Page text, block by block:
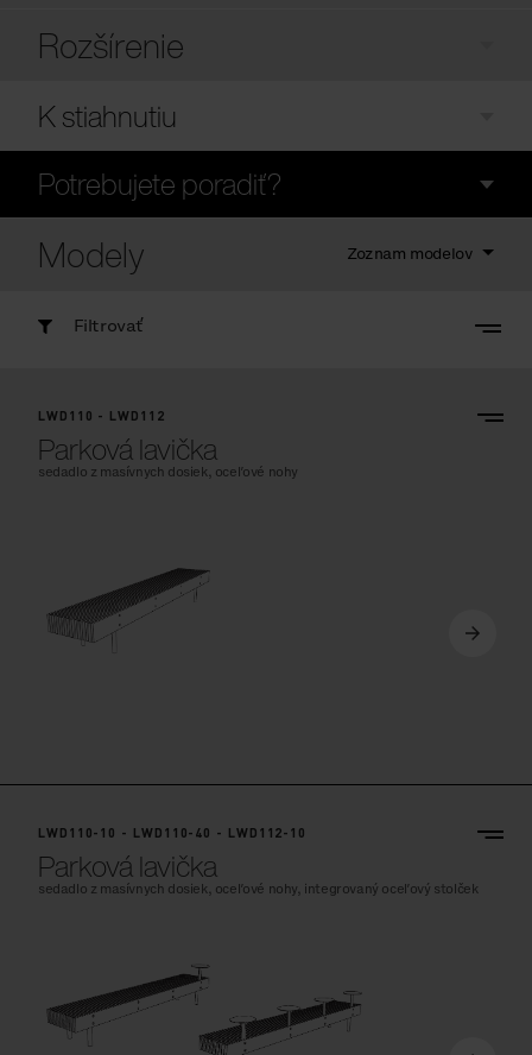
Rozšírenie
K stiahnutiu
Potrebujete poradiť?
Modely Zoznam modelov
Filtrovať
LWD110 - LWD112
Parková lavička
sedadlo z masívnych dosiek, oceľové nohy
LWD110-10 - LWD110-40 - LWD112-10
Parková lavička
sedadlo z masívnych dosiek, oceľové nohy, integrovaný oceľový stolček